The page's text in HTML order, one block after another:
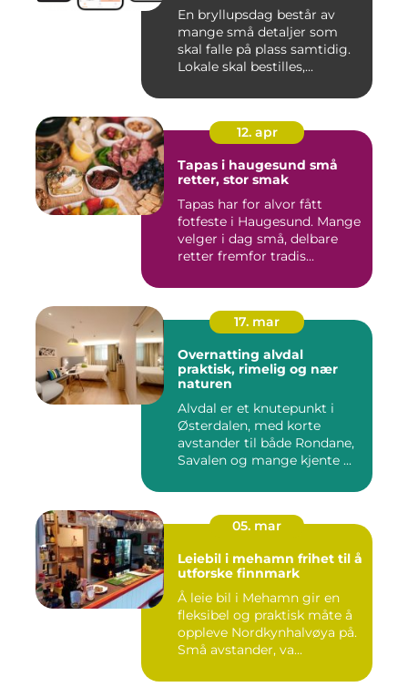
En bryllupsdag består av
mange små detaljer som
skal falle på plass samtidig.
Lokale skal bestilles,...
12. apr
Tapas i haugesund små
retter, stor smak
Tapas har for alvor fått
fotfeste i Haugesund. Mange
velger i dag små, delbare
retter fremfor tradis...
17. mar
Overnatting alvdal
praktisk, rimelig og nær
naturen
Alvdal er et knutepunkt i
Østerdalen, med korte
avstander til både Rondane,
Savalen og mange kjente ...
05. mar
Leiebil i mehamn frihet til å
utforske finnmark
Å leie bil i Mehamn gir en
fleksibel og praktisk måte å
oppleve Nordkynhalvøya på.
Små avstander, va...